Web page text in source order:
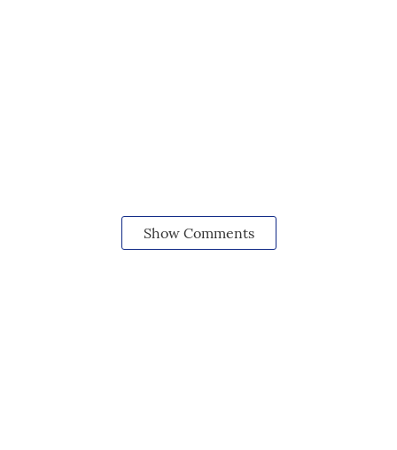
Show Comments